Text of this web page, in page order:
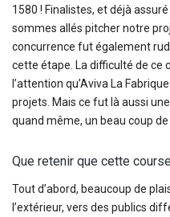
1580 ! Finalistes, et déjà
sommes allés pitcher notre
concurrence fut également
cette étape. La difficulté de ce
l’attention qu’Aviva La
projets. Mais ce fut là aussi
quand même, un beau coup
Que retenir que cette
Tout d’abord, beaucoup de
l’extérieur, vers des publics